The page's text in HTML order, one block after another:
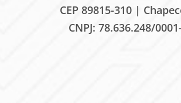
CEP 89815-310 |
CNPJ: 78.636.248/